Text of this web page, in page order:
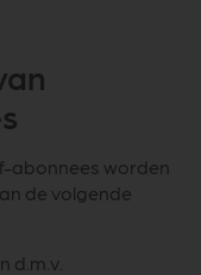
abonnees worden
de volgende
d.m.v.